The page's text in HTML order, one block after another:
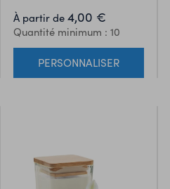
verre avec un bouchon à vis
en métal et une finition dorée.
Présenté en boîte kraft
individuelle.
À partir de 4,00 €
Quantité minimum : 10
PERSONNALISER